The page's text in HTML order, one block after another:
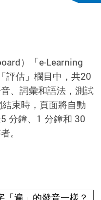
）「e-Learning
評估」欄目中，共20
、詞彙和語法，測試
束時，頁面將自動
分鐘、1 分鐘和 30
。
遍」的發音一樣？